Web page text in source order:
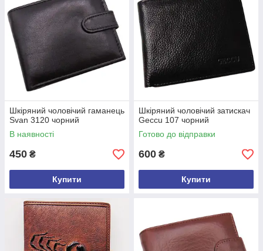
Шкіряний чоловічий гаманець
Svan 3120 чорний
В наявності
450 ₴
Купити
Шкіряний чоловічий затискач
Geccu 107 чорний
Готово до відправки
600 ₴
Купити